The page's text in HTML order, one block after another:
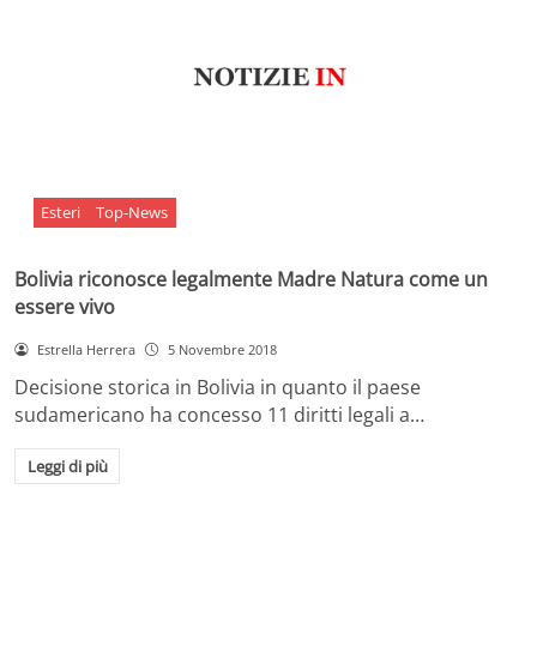
Esteri Top-News
Bolivia riconosce legalmente Madre Natura come un
essere vivo
Estrella Herrera 5 Novembre 2018
Decisione storica in Bolivia in quanto il paese
sudamericano ha concesso 11 diritti legali a…
Leggi di più